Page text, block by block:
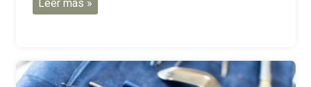
Leer más »